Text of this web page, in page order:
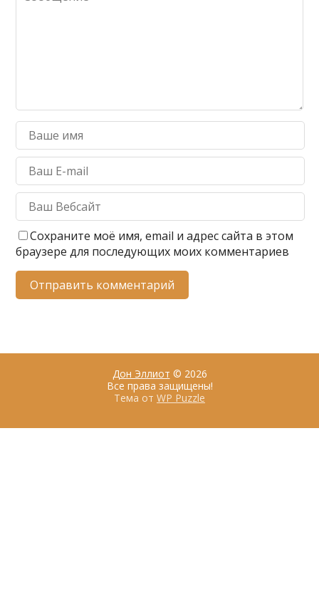
Сохраните моё имя, email и адрес сайта в этом
браузере для последующих моих комментариев
Дон Эллиот © 2026
Все права защищены!
Тема от WP Puzzle